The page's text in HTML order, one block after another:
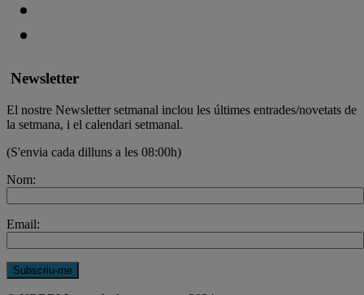
Newsletter
El nostre Newsletter setmanal inclou les últimes entrades/novetats de
la setmana, i el calendari setmanal.
(S'envia cada dilluns a les 08:00h)
Nom:
Email: